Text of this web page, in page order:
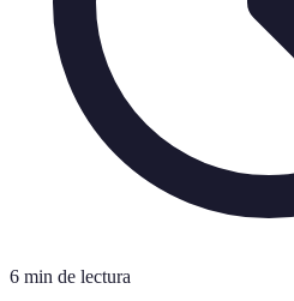
6 min de lectura